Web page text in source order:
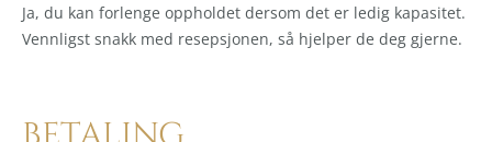
Ja, du kan forlenge oppholdet dersom det er ledig kapasitet.
Vennligst snakk med resepsjonen, så hjelper de deg gjerne.